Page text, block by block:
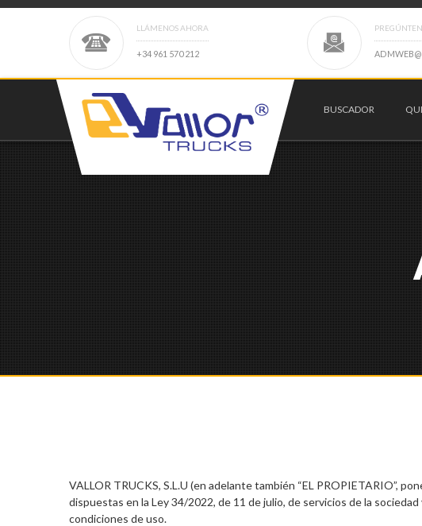
LLÁMENOS AHORA
+34 961 570 21 2 ADMWEB@
BUSCADOR
VALLOR TRUCKS, S.L.U (en adelante también “EL PROPIETARIO”,
dispuestas en la Ley 34/2022, de 11 de julio, de servicios de la
condiciones de uso.